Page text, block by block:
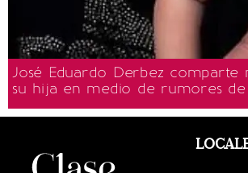
José Eduardo Derbez comparte
su hija en medio de rumores de